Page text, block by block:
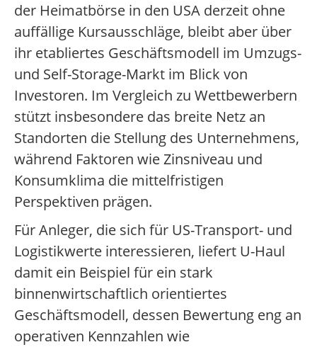
der Heimatbörse in den USA derzeit ohne
auffällige Kursausschläge, bleibt aber über
ihr etabliertes Geschäftsmodell im Umzugs-
und Self-Storage-Markt im Blick von
Investoren. Im Vergleich zu Wettbewerbern
stützt insbesondere das breite Netz an
Standorten die Stellung des Unternehmens,
während Faktoren wie Zinsniveau und
Konsumklima die mittelfristigen
Perspektiven prägen.
Für Anleger, die sich für US-Transport- und
Logistikwerte interessieren, liefert U-Haul
damit ein Beispiel für ein stark
binnenwirtschaftlich orientiertes
Geschäftsmodell, dessen Bewertung eng an
operativen Kennzahlen wie